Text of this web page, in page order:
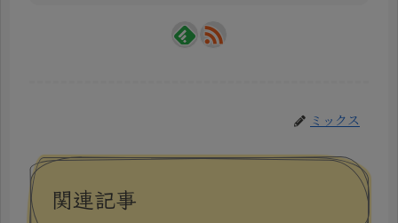
ミックス
関連記事